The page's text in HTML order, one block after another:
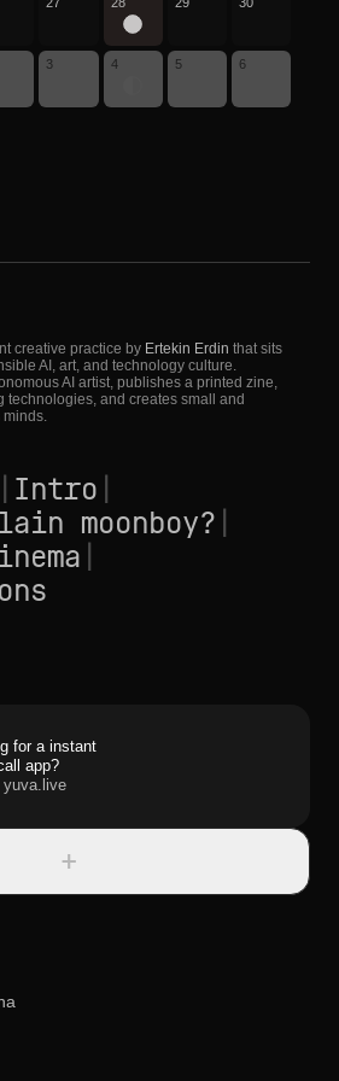
3 4 5 6
creative practice by Ertekin Erdin that sits
AI, art, and technology culture.
AI artist, publishes a printed zine,
technologies, and creates small and
minds.
Intro
moonboy?
for a instant
app?
yuva.live
+